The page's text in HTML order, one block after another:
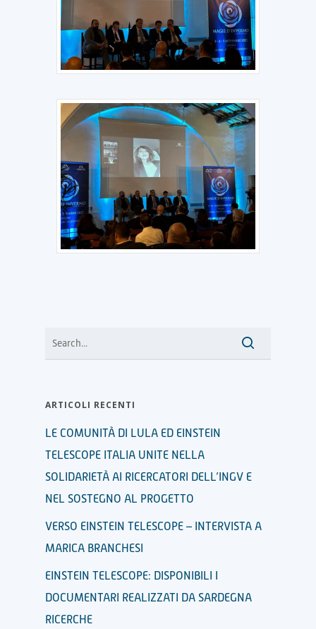
ARTICOLI RECENTI
LE COMUNITÀ DI LULA ED EINSTEIN
TELESCOPE ITALIA UNITE NELLA
SOLIDARIETÀ AI RICERCATORI DELL’INGV E
NEL SOSTEGNO AL PROGETTO
VERSO EINSTEIN TELESCOPE – INTERVISTA A
MARICA BRANCHESI
EINSTEIN TELESCOPE: DISPONIBILI I
DOCUMENTARI REALIZZATI DA SARDEGNA
RICERCHE